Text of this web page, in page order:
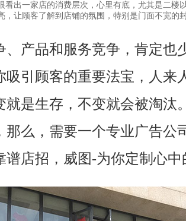
出一家店的消费层次，心里有底，尤其是二楼
让顾客了解到店铺的氛围，特别是门面不宽的封
产品和服务竞争，肯定也
吸引顾客的重要法宝，人来
就是生存，不变就会被淘汰
那么，需要一个专业广告公
店招，威图-为你定制心中